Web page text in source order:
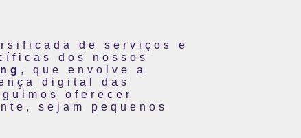
de serviços e
dos nossos
, que envolve a
digital das
oferecer
sejam pequenos